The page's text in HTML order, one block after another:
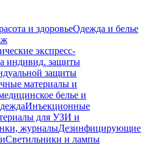
и здоровьеОдежда и белье
экспресс-
индивид. защиты
защиты
материалы и
белье и
Инъекционные
для УЗИ и
журналыДезинфицирующие
Светильники и лампы